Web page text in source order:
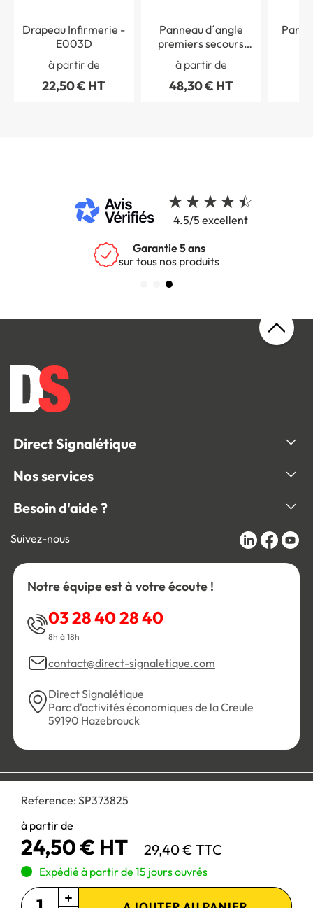
Reference: SP373825
à partir de
24,50 € HT 29,40 € TTC
Expédié à partir de 15 jours ouvrés
Drapeau Infirmerie -
E003D
à partir de
22,50 € HT
Panneau d´angle
premiers secours
photoluminescent -
E003V PH
à partir de
48,30 € HT
4.5/5 excellent
Garantie 5 ans
sur tous nos produits
Direct Signalétique
Nos services
Besoin d'aide ?
Suivez-nous
Notre équipe est à votre écoute !
03 28 40 28 40
8h à 18h
contact@direct-signaletique.com
Direct Signalétique
Parc d'activités économiques de la Creule
59190 Hazebrouck
Personnaliser les cookies
Paiement 100% sécurisé :